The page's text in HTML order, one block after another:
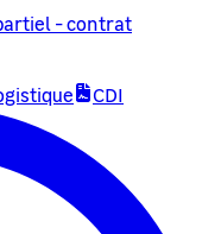
- contrat
CDI